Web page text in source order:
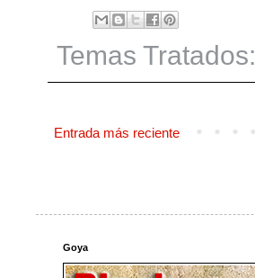
Temas Tratados:
Entrada más reciente
Goya